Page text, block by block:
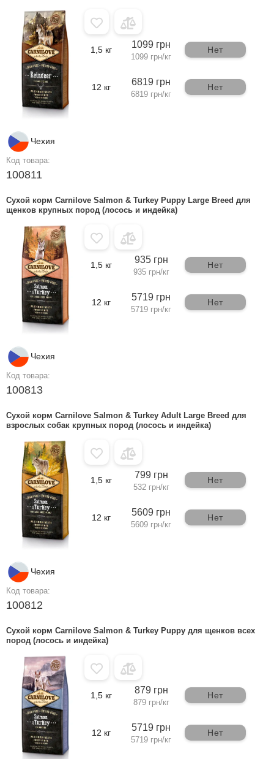
Чехия
Код товара:
100811
1,5 кг 1099 грн
1099 грн/кг
Нет
12 кг 6819 грн
6819 грн/кг
Нет
Сухой корм Carnilove Salmon & Turkey Puppy Large Breed для
щенков крупных пород (лосось и индейка)
Чехия
Код товара:
100813
1,5 кг 935 грн
935 грн/кг
Нет
12 кг 5719 грн
5719 грн/кг
Нет
Сухой корм Carnilove Salmon & Turkey Adult Large Breed для
взрослых собак крупных пород (лосось и индейка)
Чехия
Код товара:
100812
1,5 кг 799 грн
532 грн/кг
Нет
12 кг 5609 грн
5609 грн/кг
Нет
Сухой корм Carnilove Salmon & Turkey Puppy для щенков всех
пород (лосось и индейка)
1,5 кг 879 грн
879 грн/кг
Нет
12 кг 5719 грн
5719 грн/кг
Нет